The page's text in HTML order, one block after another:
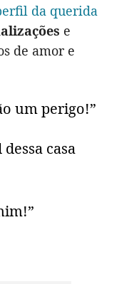
da querida
e
de amor e
um perigo!”
casa